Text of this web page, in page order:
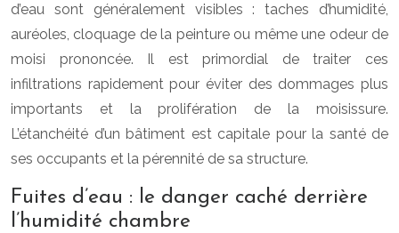
d’eau sont généralement visibles : taches d’humidité,
auréoles, cloquage de la peinture ou même une odeur de
moisi prononcée. Il est primordial de traiter ces
infiltrations rapidement pour éviter des dommages plus
importants et la prolifération de la moisissure.
L’étanchéité d’un bâtiment est capitale pour la santé de
ses occupants et la pérennité de sa structure.
Fuites d’eau : le danger caché derrière
l’humidité chambre